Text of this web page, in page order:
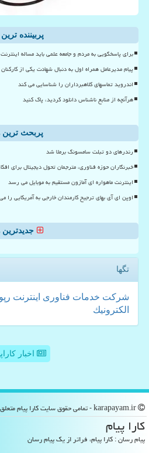
پربیننده ترین
برای پاسخگویی به مردم و جامعه علمی باید مساله
پیام مدیرعامل همراه اول به دنبال شهادت یکی از
اندروید تماسهای کلاهبرداران را شناسایی می کند
هرآنچه از منابع ناشناس دانلود کردید، پاک کنید
پربحث ترین
رندرهای دو تبلت سامسونگ برملا شد
خبرنگاران حوزه فناوری، مترجمان تحول دیجیتال برای
اینترنت ماهواره ای آمازون مستقیم به موبایل می رسد
اوپن ای آی بهای ترجیح کارمندان خارجی به آمریکایی را
جدیدترین
تگها
شركت خدمات فناوری اینترنت
الكترونیك
اخبار
كارا پیام
پیام رسان : کارا پیام، فراتر از یک پیام رسان